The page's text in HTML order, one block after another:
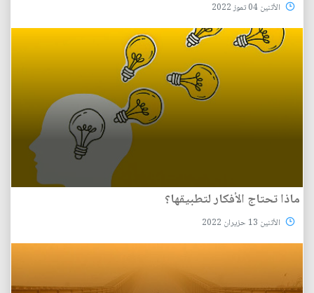
الأثنين 04 تموز 2022
ماذا تحتاج الأفكار لتطبيقها؟
الأثنين 13 حزيران 2022